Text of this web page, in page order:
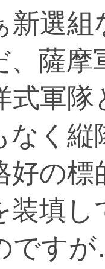
新選
薩摩
式軍
なく
好の
装填
です